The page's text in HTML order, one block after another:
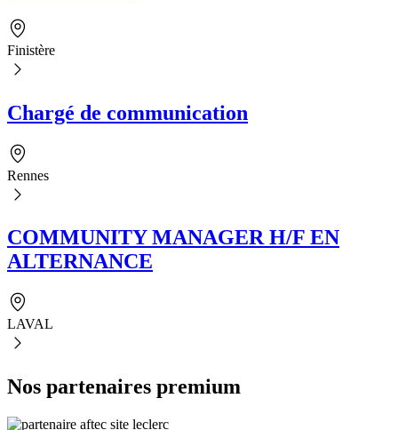
Finistère
Chargé de communication
Rennes
COMMUNITY MANAGER H/F EN
ALTERNANCE
LAVAL
Nos partenaires premium